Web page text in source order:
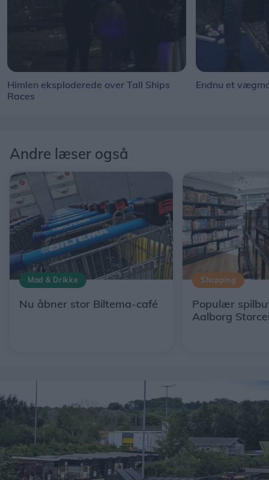
Himlen eksploderede over Tall Ships
Races
Endnu et
Andre læser også
Mad & Drikke
Nu åbner stor Biltema-café
Shopping
Populær
Aalborg